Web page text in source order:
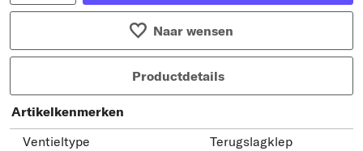
Naar wensen
Productdetails
Artikelkenmerken
Ventieltype
Terugslagklep